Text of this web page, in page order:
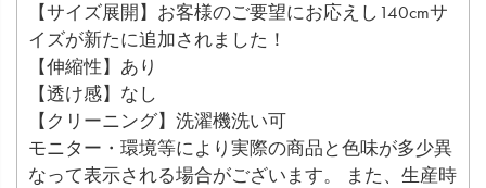
【サイズ展開】お客様のご要望にお応えし140cmサ
イズが新たに追加されました！
【伸縮性】あり
【透け感】なし
【クリーニング】洗濯機洗い可
モニター・環境等により実際の商品と色味が多少異
なって表示される場合がございます。 また、生産時